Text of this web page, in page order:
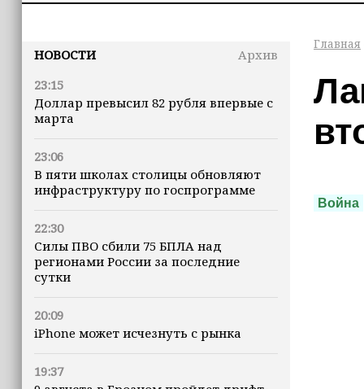
НОВОСТИ
Архив
23:15
Доллар превысил 82 рубля впервые с
марта
23:06
В пяти школах столицы обновляют
инфраструктуру по госпрограмме
22:30
Силы ПВО сбили 75 БПЛА над
регионами России за последние
сутки
20:09
iPhone может исчезнуть с рынка
19:37
Главная
Война